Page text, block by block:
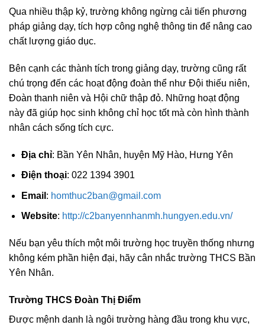
Qua nhiều thập kỷ, trường không ngừng cải tiến phương
pháp giảng dạy, tích hợp công nghệ thông tin để nâng cao
chất lượng giáo dục.
Bên cạnh các thành tích trong giảng dạy, trường cũng rất
chú trọng đến các hoạt động đoàn thể như Đội thiếu niên,
Đoàn thanh niên và Hội chữ thập đỏ. Những hoạt động
này đã giúp học sinh không chỉ học tốt mà còn hình thành
nhân cách sống tích cực.
Địa chỉ: Bần Yên Nhân, huyện Mỹ Hào, Hưng Yên
Điện thoại: 022 1394 3901
Email : homthuc2ban@gmail.com
Website: http://c2banyennhanmh.hungyen.edu.vn/
Nếu bạn yêu thích một môi trường học truyền thống nhưng
không kém phần hiện đại, hãy cân nhắc trường THCS Bần
Yên Nhân.
Trường THCS Đoàn Thị Điểm
Được mệnh danh là ngôi trường hàng đầu trong khu vực,